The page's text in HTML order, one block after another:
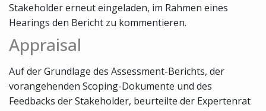
Stakeholder erneut eingeladen, im Rahmen eines
Hearings den Bericht zu kommentieren.
Appraisal
Auf der Grundlage des Assessment-Berichts, der
vorangehenden Scoping-Dokumente und des
Feedbacks der Stakeholder, beurteilte der Expertenrat